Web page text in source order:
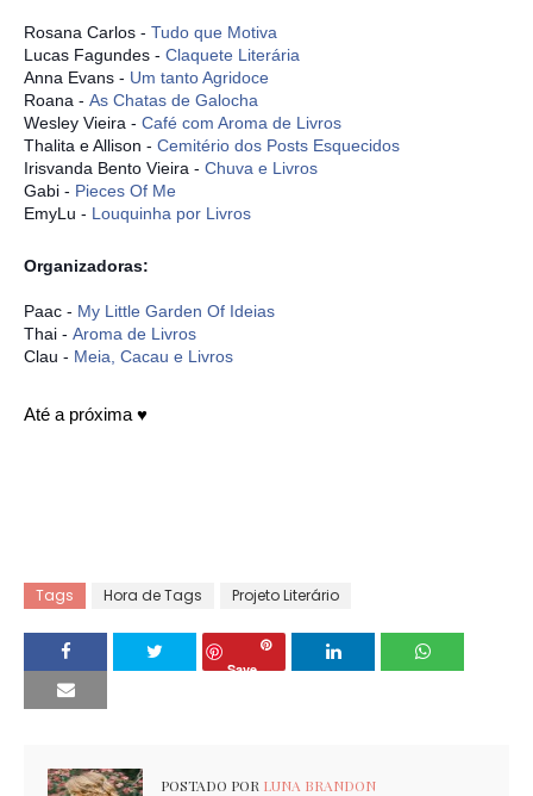
Rosana Carlos - Tudo que Motiva
Lucas Fagundes - Claquete Literária
Anna Evans - Um tanto Agridoce
Roana - As Chatas de Galocha
Wesley Vieira - Café com Aroma de Livros
Thalita e Allison - Cemitério dos Posts Esquecidos
Irisvanda Bento Vieira - Chuva e Livros
Gabi - Pieces Of Me
EmyLu - Louquinha por Livros
Organizadoras:
Paac - My Little Garden Of Ideias
Thai - Aroma de Livros
Clau - Meia, Cacau e Livros
Até a próxima ♥
Tags Hora de Tags Projeto Literário
Save
POSTADO POR LUNA BRANDON